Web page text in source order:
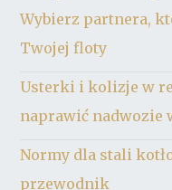
Wybierz partnera,
Twojej floty
Usterki i kolizje w
naprawić nadwozie
Normy dla stali
przewodnik